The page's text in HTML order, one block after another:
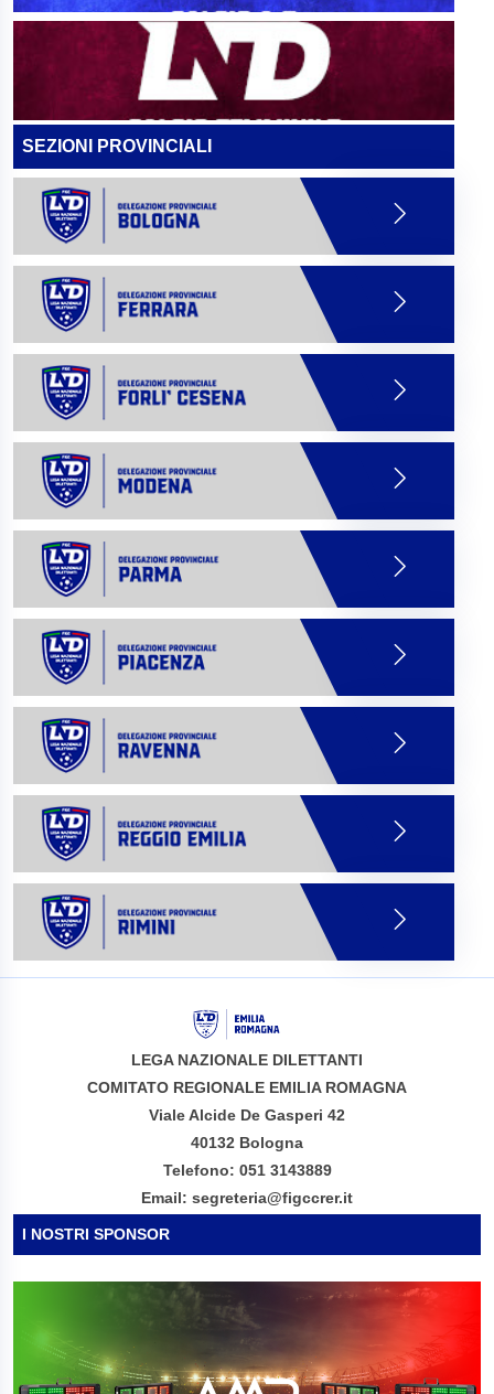
SEZIONI PROVINCIALI
LEGA NAZIONALE DILETTANTI
COMITATO REGIONALE EMILIA ROMAGNA
Viale Alcide De Gasperi 42
40132 Bologna
Telefono: 051 3143889
Email: segreteria@figccrer.it
I NOSTRI SPONSOR